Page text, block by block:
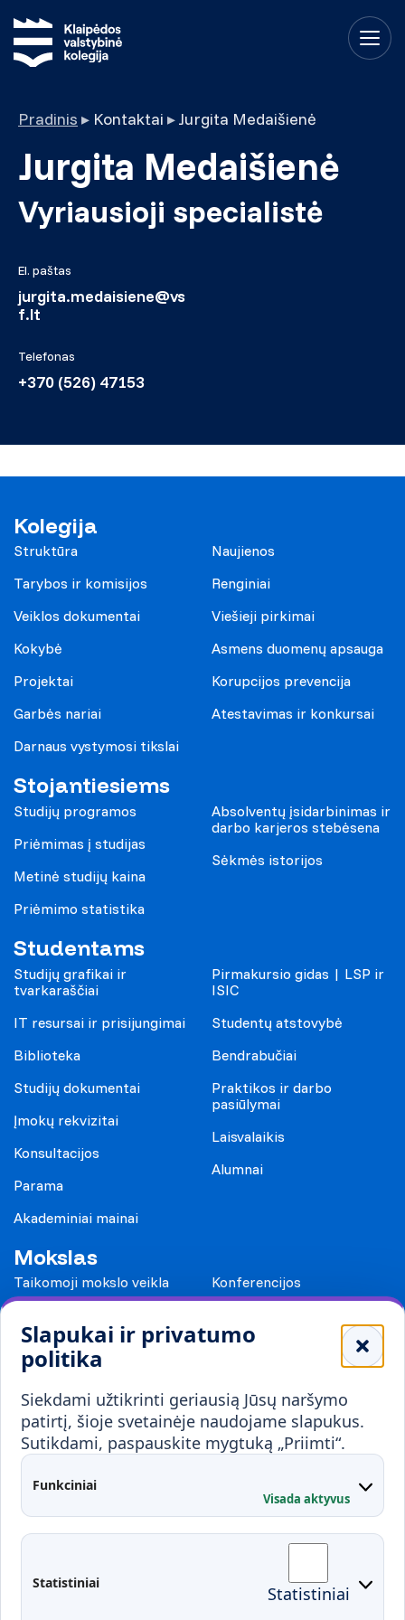
Slapukai ir privatumo
politika
Siekdami užtikrinti geriausią Jūsų naršymo
patirtį, šioje svetainėje naudojame slapukus.
Sutikdami, paspauskite mygtuką „Priimti“.
Funkciniai
Visada aktyvus
Statistiniai Statistiniai
Pradinis ▸ Kontaktai ▸Jurgita Medaišienė
Jurgita Medaišienė
Vyriausioji specialistė
El. paštas
jurgita.medaisiene@vs
f.lt
Telefonas
+370 (526) 47153
Kolegija
Struktūra
Tarybos ir komisijos
Veiklos dokumentai
Kokybė
Projektai
Garbės nariai
Darnaus vystymosi tikslai
Naujienos
Renginiai
Viešieji pirkimai
Asmens duomenų apsauga
Korupcijos prevencija
Atestavimas ir konkursai
Stojantiesiems
Studijų programos
Priėmimas į studijas
Metinė studijų kaina
Priėmimo statistika
Absolventų įsidarbinimas ir
darbo karjeros stebėsena
Sėkmės istorijos
Studentams
Studijų grafikai ir
tvarkaraščiai
IT resursai ir prisijungimai
Biblioteka
Studijų dokumentai
Įmokų rekvizitai
Konsultacijos
Parama
Akademiniai mainai
Pirmakursio gidas | LSP ir
ISIC
Studentų atstovybė
Bendrabučiai
Praktikos ir darbo
pasiūlymai
Laisvalaikis
Alumnai
Mokslas
Taikomoji mokslo veikla
Konferencijos
Mokykloms
Visuomenei ir verslui
Mokymai ir konsultavimas
Partnerystės
Karjera
Kontaktai
Administracija
Fakultetai
Studentų atstovybė